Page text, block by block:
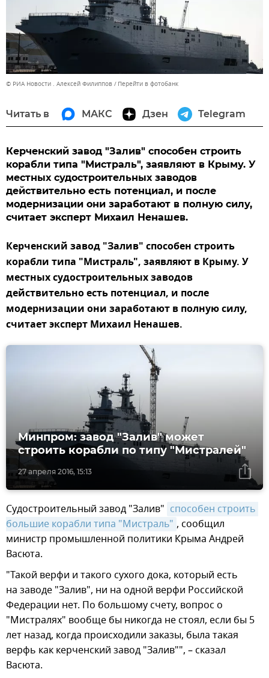
© РИА Новости . Алексей Филиппов Перейти в фотобанк
Читать в МАКС Дзен Telegram
Керченский завод "Залив" способен строить
корабли типа "Мистраль", заявляют в Крыму. У
местных судостроительных заводов
действительно есть потенциал, и после
модернизации они заработают в полную силу,
считает эксперт Михаил Ненашев.
Керченский завод "Залив" способен строить
корабли типа "Мистраль", заявляют в Крыму. У
местных судостроительных заводов
действительно есть потенциал, и после
модернизации они заработают в полную силу,
считает эксперт Михаил Ненашев.
27 апреля 2016, 15:13
Минпром: завод "Залив" может
строить корабли по типу "Мистралей"
Судостроительный завод "Залив" способен строить
большие корабли типа "Мистраль" , сообщил
министр промышленной политики Крыма Андрей
Васюта.
"Такой верфи и такого сухого дока, который есть
на заводе "Залив", ни на одной верфи Российской
Федерации нет. По большому счету, вопрос о
"Мистралях" вообще бы никогда не стоял, если бы 5
лет назад, когда происходили заказы, была такая
верфь как керченский завод "Залив"", – сказал
Васюта.